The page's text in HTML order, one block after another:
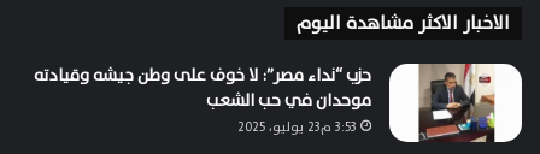
الاخبار الاكثر مشاهدة اليوم
حزب “نداء مصر”: لا خوف على وطن جيشه وقيادته
موحدان في حب الشعب
3:53 م23 يوليو، 2025